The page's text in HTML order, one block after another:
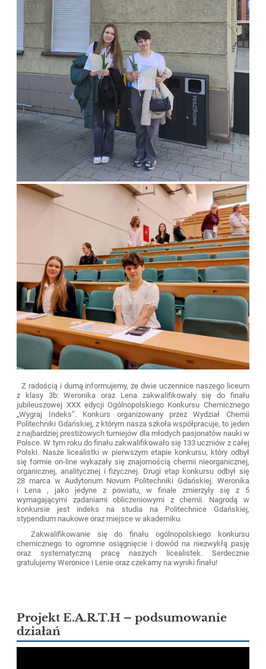
Z radością i dumą informujemy, że dwie uczennice naszego liceum
z klasy 3b: Weronika oraz Lena zakwalifikowały się do finału
jubileuszowej XXX edycji Ogólnopolskiego Konkursu Chemicznego
„Wygraj Indeks”. Konkurs organizowany przez Wydział Chemii
Politechniki Gdańskiej, z którym nasza szkoła współpracuje, to jeden
z najbardziej prestiżowych turniejów dla młodych pasjonatów nauki w
Polsce. W tym roku do finału zakwalifikowało się 133 uczniów z całej
Polski. Nasze licealistki w pierwszym etapie konkursu, który odbył
się formie on-line wykazały się znajomością chemii nieorganicznej,
organicznej, analitycznej i fizycznej. Drugi etap konkursu odbył się
28 marca w Audytorium Novum Politechniki Gdańskiej. Weronika
i Lena , jako jedyne z powiatu, w finale zmierzyły się z 5
wymagającymi zadaniami obliczeniowymi z chemii. Nagrodą w
konkursie jest indeks na studia na Politechnice Gdańskiej,
stypendium naukowe oraz miejsce w akademiku.
Zakwalifikowanie się do finału ogólnopolskiego konkursu
chemicznego to ogromne osiągnięcie i dowód na niezwykłą pasję
oraz systematyczną pracę naszych licealistek. Serdecznie
gratulujemy Weronice i Lenie oraz czekamy na wyniki finału!
Projekt E.A.R.T.H – podsumowanie
działań